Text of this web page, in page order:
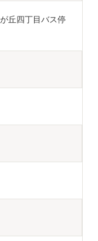
丘四丁目バス停